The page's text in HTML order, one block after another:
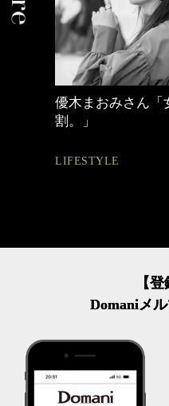
優木まおみさん「女
割。」
LIFESTYLE
【
Domaniメ